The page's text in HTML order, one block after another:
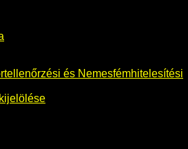
és Nemesfémhitelesítési